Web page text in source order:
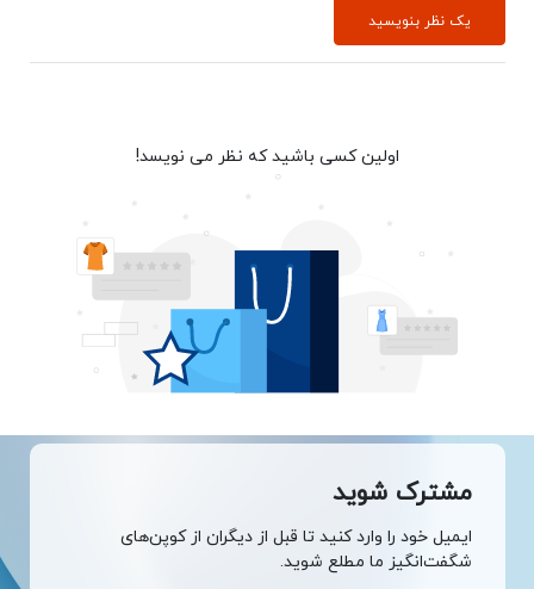
یک نظر بنویسید
اولین کسی باشید که نظر می نویسد!
مشترک شوید
ایمیل خود را وارد کنید تا قبل از دیگران از کوپن‌های
شگفت‌انگیز ما مطلع شوید.